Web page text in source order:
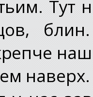
Тут
наверх.